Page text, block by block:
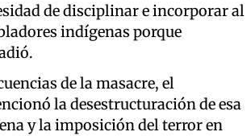
de disciplinar e incorporar al
indígenas porque
de la masacre, el
la desestructuración de esa
y la imposición del terror en